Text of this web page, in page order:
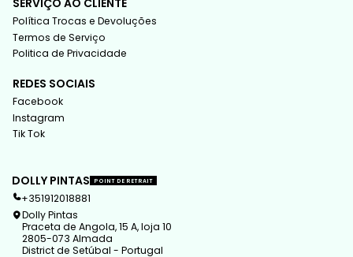
SERVIÇO AO CLIENTE
Política Trocas e Devoluções
Termos de Serviço
Politica de Privacidade
REDES SOCIAIS
Facebook
Instagram
Tik Tok
DOLLY PINTAS POINT DE RETRAIT
+351912018881
Dolly Pintas
Praceta de Angola, 15 A, loja 10
2805-073 Almada
District de Setúbal - Portugal